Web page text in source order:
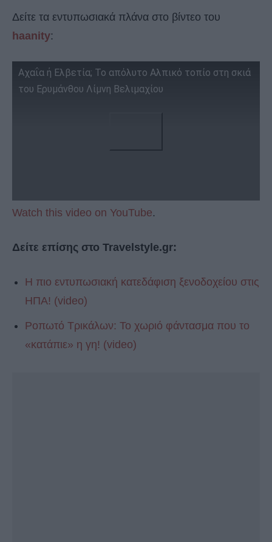
Δείτε τα εντυπωσιακά πλάνα στο βίντεο του
haanity:
Αχαΐα ή Ελβετία; Το απόλυτο Αλπικό τοπίο στη σκιά
του Ερυμάνθου Λίμνη Βελιμαχίου
Watch this video on YouTube.
Δείτε επίσης στο Travelstyle.gr:
Η πιο εντυπωσιακή κατεδάφιση ξενοδοχείου στις
ΗΠΑ! (video)
Ροπωτό Τρικάλων: Το χωριό φάντασμα που το
«κατάπιε» η γη! (video)